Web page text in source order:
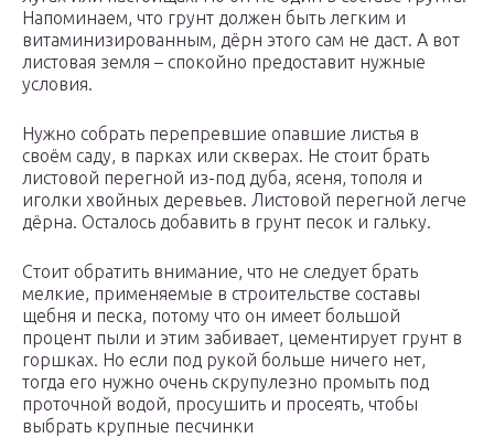
Напоминаем, что грунт должен быть легким и
витаминизированным, дёрн этого сам не даст. А вот
листовая земля – спокойно предоставит нужные
условия.
Нужно собрать перепревшие опавшие листья в
своём саду, в парках или скверах. Не стоит брать
листовой перегной из-под дуба, ясеня, тополя и
иголки хвойных деревьев. Листовой перегной легче
дёрна. Осталось добавить в грунт песок и гальку.
Стоит обратить внимание, что не следует брать
мелкие, применяемые в строительстве составы
щебня и песка, потому что он имеет большой
процент пыли и этим забивает, цементирует грунт в
горшках. Но если под рукой больше ничего нет,
тогда его нужно очень скрупулезно промыть под
проточной водой, просушить и просеять, чтобы
выбрать крупные песчинки